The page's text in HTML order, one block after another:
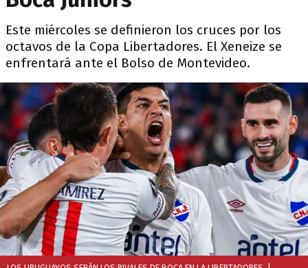
Este miércoles se definieron los cruces por los
octavos de la Copa Libertadores. El Xeneize se
enfrentará ante el Bolso de Montevideo.